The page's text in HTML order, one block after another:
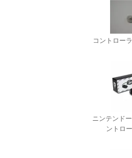
コントロー
ニンテンド
ントロ